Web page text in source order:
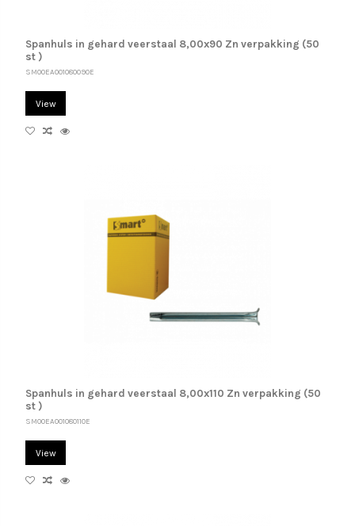
Spanhuls in gehard veerstaal 8,00x90 Zn verpakking (50
st )
SM00EA001080090E
View
Spanhuls in gehard veerstaal 8,00x110 Zn verpakking (50
st )
SM00EA001080110E
View